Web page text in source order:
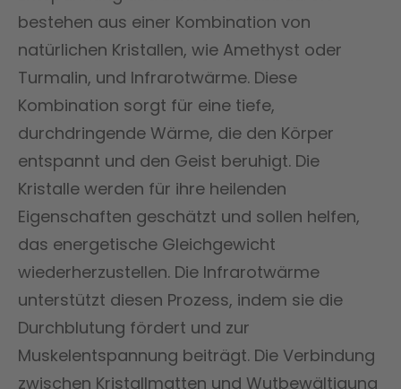
bestehen aus einer Kombination von
natürlichen Kristallen, wie Amethyst oder
Turmalin, und Infrarotwärme. Diese
Kombination sorgt für eine tiefe,
durchdringende Wärme, die den Körper
entspannt und den Geist beruhigt. Die
Kristalle werden für ihre heilenden
Eigenschaften geschätzt und sollen helfen,
das energetische Gleichgewicht
wiederherzustellen. Die Infrarotwärme
unterstützt diesen Prozess, indem sie die
Durchblutung fördert und zur
Muskelentspannung beiträgt. Die Verbindung
zwischen Kristallmatten und Wutbewältigung